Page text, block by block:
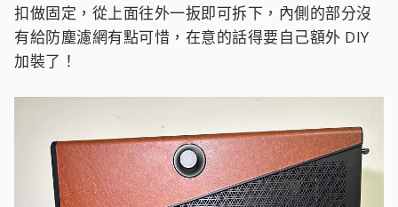
扣做固定，從上面往外一扳即可拆下，內側的部分沒
有給防塵濾網有點可惜，在意的話得要自己額外 DIY
加裝了！